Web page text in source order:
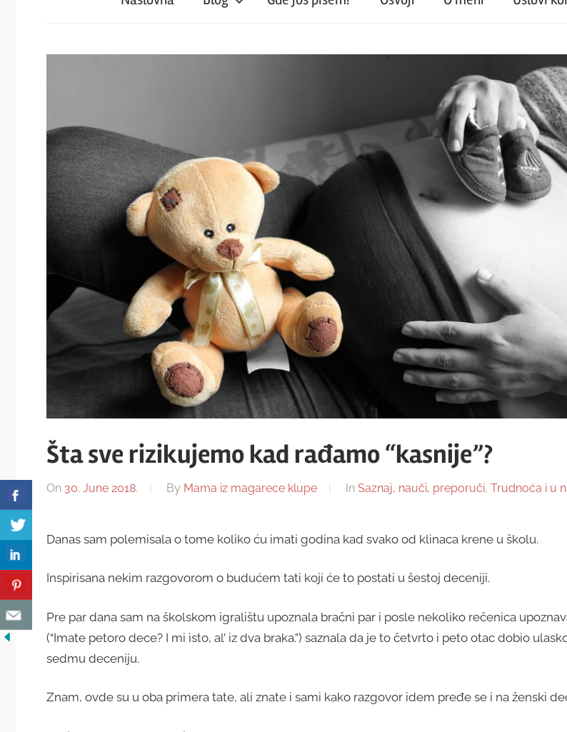
magareće
Šta sve rizikujemo kad rađamo “kasnije”?
On 30. June 2018. By Mama iz magarece klupe In Saznaj, nauči, preporuči, Trudnoća i u
Danas sam polemisala o tome koliko ću imati godina kad svako od klinaca krene u školu.
Inspirisana nekim razgovorom o budućem tati koji će to postati u šestoj deceniji.
Pre par dana sam na školskom igralištu upoznala bračni par i posle nekoliko rečenica
(“Imate petoro dece? I mi isto, al’ iz dva braka.”) saznala da je to četvrto i peto otac dobio
sedmu deceniju.
Znam, ovde su u oba primera tate, ali znate i sami kako razgovor idem pređe se i na ženski